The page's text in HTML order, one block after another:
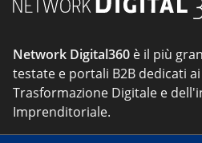
Network Digital360 è il più
testate e portali B2B dedicati
Trasformazione Digitale e
Imprenditoriale.